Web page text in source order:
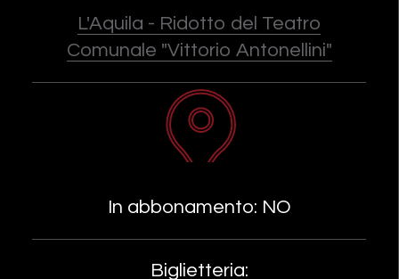
L'Aquila - Ridotto del Teatro
Comunale "Vittorio Antonellini"
In abbonamento: NO
Biglietteria: